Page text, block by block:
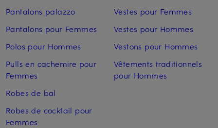
Pantalons palazzo
Pantalons pour Femmes
Polos pour Hommes
Pulls en cachemire pour
Femmes
Robes de bal
Robes de cocktail pour
Femmes
Vestes pour Femmes
Vestes pour Hommes
Vestons pour Hommes
Vêtements traditionnels
pour Hommes